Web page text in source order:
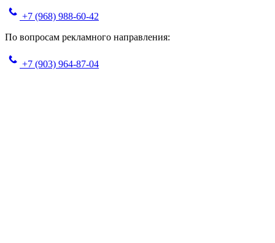
+7 (968) 988-60-42
По вопросам рекламного направления:
+7 (903) 964-87-04